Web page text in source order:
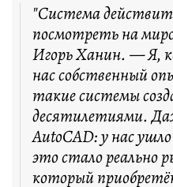
"Система
посмотреть на
Игорь Ханин. — Я,
нас собственный
такие системы
десятилетиями.
AutoCAD: у нас
это стало реально
который